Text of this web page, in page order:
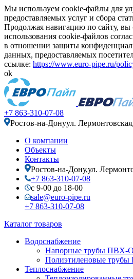
Мы используем cookie-файлы для
предоставляемых услуг и сбора
Продолжая навигацию по сайту, вы
использования cookie-файлов
в отношении защиты
данных, предоставляемых
ссылке: https://www.euro-pipe.ru/
ok
+7 863-310-07-08
Ростов-на-Донуул.
О компании
Объекты
Контакты
Ростов-на-Дону,ул.
+7 863-310-07-08
с 9-00 до 18-00
sale@euro-pipe.ru
+7 863-310-07-08
Каталог товаров
Водоснабжение
Напорные трубы ПВХ-
Полиэтиленовые
Теплоснабжение